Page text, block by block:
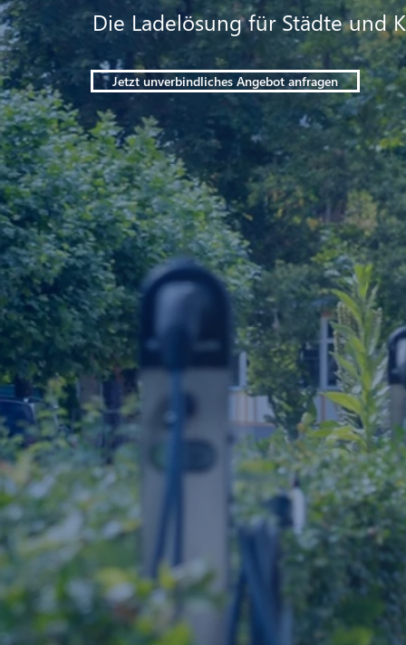
Die Ladelösung für Städte und
Jetzt unverbindliches Angebot anfragen